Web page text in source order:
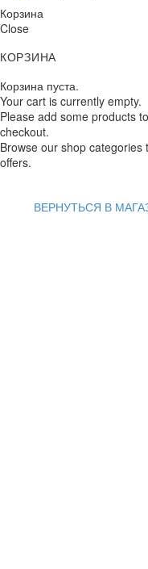
Корзина
Close
КОРЗИНА
Корзина пуста.
Your cart is currently empty.
Please add some products
checkout.
Browse our shop
offers.
ВЕРНУТЬСЯ В